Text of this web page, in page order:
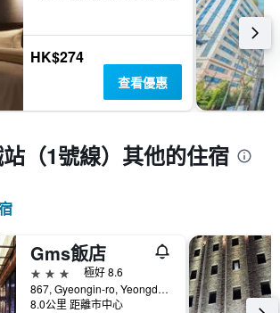
HK$274
查看優惠
（1號線）​其他的住宿
Gms飯店
3星級
極好 8.6
867, Gyeongin-ro, Yeongdeungpo-gu, 首爾, 韓國
8.0公里 距離市中心